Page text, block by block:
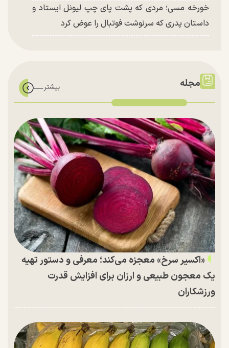
خورخه مسی؛ مردی که پشت پای چپ لیونل ایستاد و
داستان پدری که سرنوشت فوتبال را عوض کرد
مجله
«اکسیر سرخ» معجزه می‌کند؛ معرفی و دستور تهیه
یک معجون طبیعی و ارزان برای افزایش قدرت
ورزشکاران